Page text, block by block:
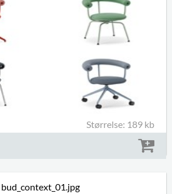
Størrelse: 189 kb
bud_context_01.jpg